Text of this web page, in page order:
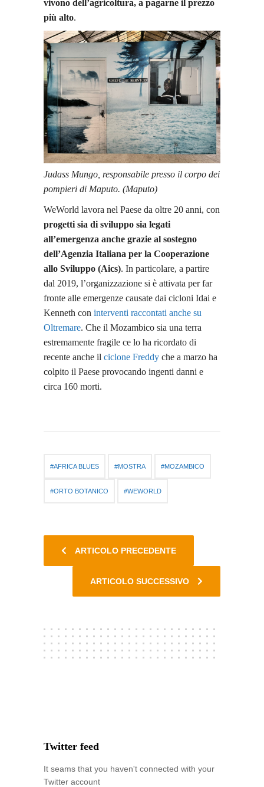
vivono dell’agricoltura, a pagarne il prezzo
più alto.
Judass Mungo, responsabile presso il corpo dei
pompieri di Maputo. (Maputo)
WeWorld lavora nel Paese da oltre 20 anni, con
progetti sia di sviluppo sia legati
all’emergenza anche grazie al sostegno
dell’Agenzia Italiana per la Cooperazione
allo Sviluppo (Aics). In particolare, a partire
dal 2019, l’organizzazione si è attivata per far
fronte alle emergenze causate dai cicloni Idai e
Kenneth con interventi raccontati anche su
Oltremare. Che il Mozambico sia una terra
estremamente fragile ce lo ha ricordato di
recente anche il ciclone Freddy che a marzo ha
colpito il Paese provocando ingenti danni e
circa 160 morti.
AFRICA BLUES MOSTRA MOZAMBICO
ORTO BOTANICO WEWORLD
ARTICOLO PRECEDENTE
ARTICOLO SUCCESSIVO
Twitter feed
It seams that you haven't connected with your
Twitter account